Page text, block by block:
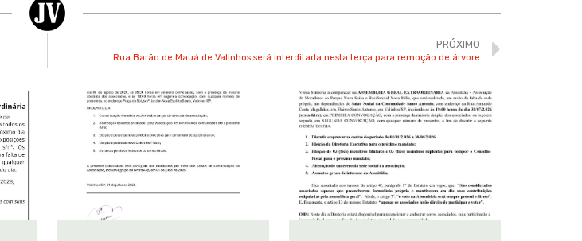
PRÓXIMO
Rua Barão de Mauá de Valinhos será interditada nesta terça para remoção de árvore